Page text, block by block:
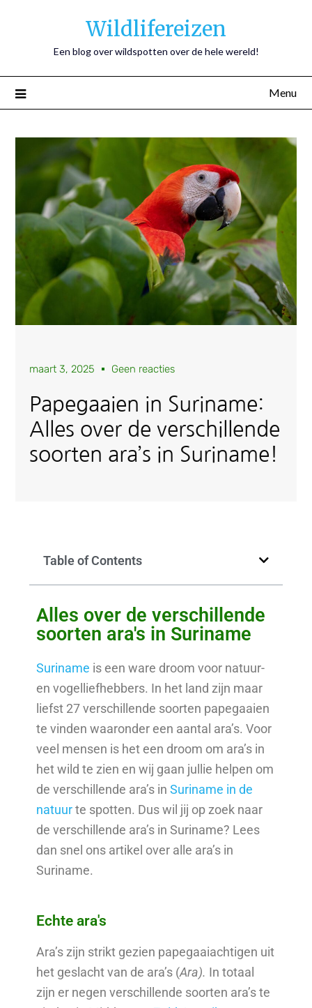
Wildlifereizen
Een blog over wildspotten over de hele wereld!
Menu
maart 3, 2025 Geen reacties
Papegaaien in Suriname:
Alles over de verschillende
soorten ara’s in Suriname!
Table of Contents
Alles over de verschillende
soorten ara's in Suriname
Suriname is een ware droom voor natuur-
en vogelliefhebbers. In het land zijn maar
liefst 27 verschillende soorten papegaaien
te vinden waaronder een aantal ara’s. Voor
veel mensen is het een droom om ara’s in
het wild te zien en wij gaan jullie helpen om
de verschillende ara’s inSuriname in de
natuurte spotten. Dus wil jij op zoek naar
de verschillende ara’s in Suriname? Lees
dan snel ons artikel over alle ara’s in
Suriname.
Echte ara's
Ara’s zijn strikt gezien papegaaiachtigen uit
het geslacht van de ara’s (Ara). In totaal
zijn er negen verschillende soorten ara’s te